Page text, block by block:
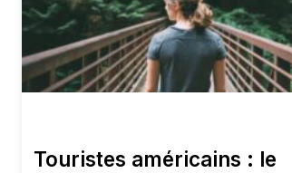
Touristes américains : le